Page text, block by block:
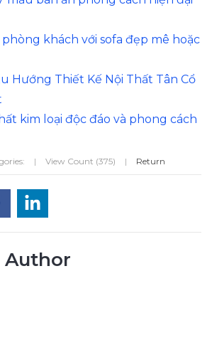
khách với sofa đẹp mê hoặc
Hướng Thiết Kế Nội Thất Tân Cổ
kim loại độc đáo và phong cách
| View Count (375) | Return